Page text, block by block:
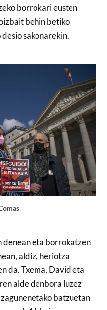
borrokari eusten
behin betiko
sakonarekin.
denean eta borrokatzen
aldiz, heriotza
da. Txema, David eta
alde denbora luzez
batzuetan